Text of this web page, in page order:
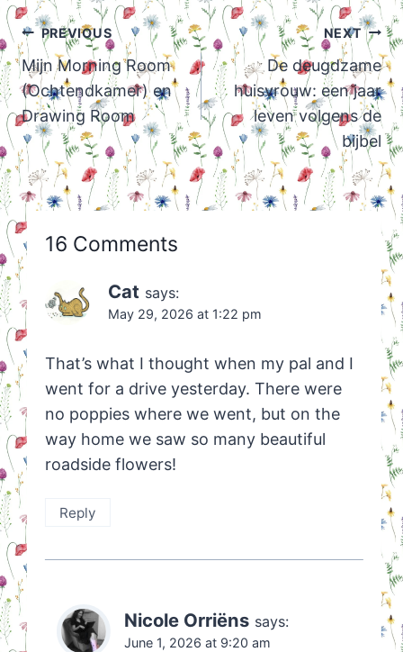
Post
navigation
PREVIOUS
Mijn Morning Room
(Ochtendkamer) en
Drawing Room
NEXT
De deugdzame
huisvrouw: een jaar
leven volgens de
bijbel
16 Comments
Cat says:
May 29, 2026 at 1:22 pm
That’s what I thought when my pal and I
went for a drive yesterday. There were
no poppies where we went, but on the
way home we saw so many beautiful
roadside flowers!
Reply
Nicole Orriëns says:
June 1, 2026 at 9:20 am